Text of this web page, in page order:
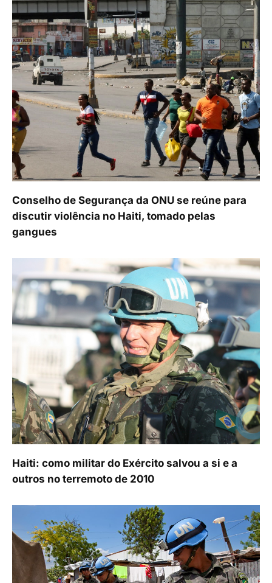
Conselho de Segurança da ONU se reúne para
discutir violência no Haiti, tomado pelas
gangues
Haiti: como militar do Exército salvou a si e a
outros no terremoto de 2010